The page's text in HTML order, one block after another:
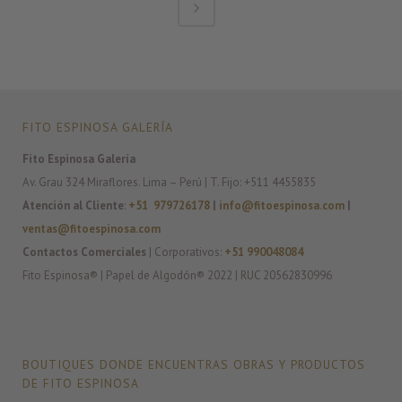
FITO ESPINOSA GALERÍA
Fito Espinosa Galería
Av. Grau 324 Miraflores. Lima – Perú | T. Fijo: +511 4455835
Atención al Cliente: +51 979726178 | info@fitoespinosa.com |
ventas@fitoespinosa.com
Contactos Comerciales | Corporativos: +51 990048084
Fito Espinosa® | Papel de Algodón® 2022 | RUC 20562830996
BOUTIQUES DONDE ENCUENTRAS OBRAS Y PRODUCTOS
DE FITO ESPINOSA